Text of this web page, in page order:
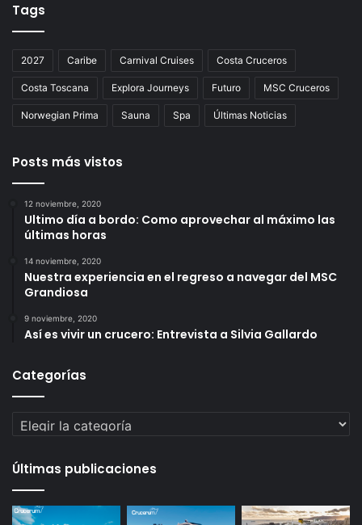
Tags
2027 Caribe Carnival Cruises Costa Cruceros
Costa Toscana Explora Journeys Futuro MSC Cruceros
Norwegian Prima Sauna Spa Últimas Noticias
Posts más vistos
12 noviembre, 2020
Ultimo día a bordo: Como aprovechar al máximo las
últimas horas
14 noviembre, 2020
Nuestra experiencia en el regreso a navegar del MSC
Grandiosa
9 noviembre, 2020
Así es vivir un crucero: Entrevista a Silvia Gallardo
Categorías
Categorías
Últimas publicaciones